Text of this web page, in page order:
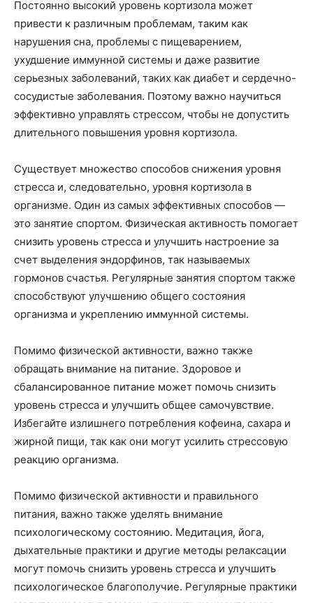
Постоянно высокий уровень кортизола может
привести к различным проблемам, таким как
нарушения сна, проблемы с пищеварением,
ухудшение иммунной системы и даже развитие
серьезных заболеваний, таких как диабет и сердечно-
сосудистые заболевания. Поэтому важно научиться
эффективно управлять стрессом, чтобы не допустить
длительного повышения уровня кортизола.
Существует множество способов снижения уровня
стресса и, следовательно, уровня кортизола в
организме. Один из самых эффективных способов —
это занятие спортом. Физическая активность помогает
снизить уровень стресса и улучшить настроение за
счет выделения эндорфинов, так называемых
гормонов счастья. Регулярные занятия спортом также
способствуют улучшению общего состояния
организма и укреплению иммунной системы.
Помимо физической активности, важно также
обращать внимание на питание. Здоровое и
сбалансированное питание может помочь снизить
уровень стресса и улучшить общее самочувствие.
Избегайте излишнего потребления кофеина, сахара и
жирной пищи, так как они могут усилить стрессовую
реакцию организма.
Помимо физической активности и правильного
питания, важно также уделять внимание
психологическому состоянию. Медитация, йога,
дыхательные практики и другие методы релаксации
могут помочь снизить уровень стресса и улучшить
психологическое благополучие. Регулярные практики